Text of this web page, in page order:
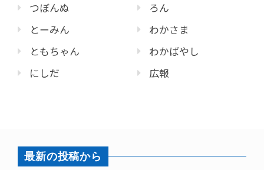
つぼんぬ
とーみん
ともちゃん
にしだ
ろん
わかさま
わかばやし
広報
最新の投稿から